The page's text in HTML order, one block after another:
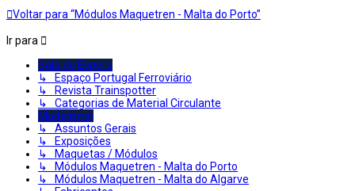
Voltar para “Módulos Maquetren - Malta do Porto”
Ir para
Sala de Espera
↳ Espaço Portugal Ferroviário
↳ Revista Trainspotter
↳ Categorias de Material Circulante
Modelismo
↳ Assuntos Gerais
↳ Exposições
↳ Maquetas / Módulos
↳ Módulos Maquetren - Malta do Porto
↳ Módulos Maquetren - Malta do Algarve